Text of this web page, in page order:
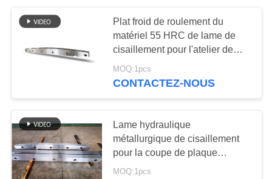
VISITE
DE
L'USINE
Plat froid de roulement du
matériel 55 HRC de lame de
cisaillement pour l'atelier de
laminoir
MOQ:1pcs
CONTACTEZ-NOUS
Lame hydraulique
métallurgique de cisaillement
pour la coupe de plaque
métallique de laminoir
MOQ:1pcs